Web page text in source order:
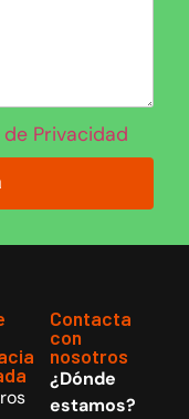
de Privacidad
Contacta
con
nosotros
¿Dónde
estamos?